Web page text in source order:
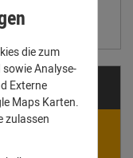
die zum
Analyse-
Externe
Maps Karten.
zulassen